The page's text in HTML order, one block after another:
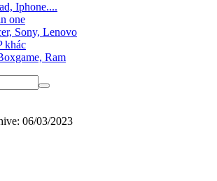
Iphone....
one
Sony, Lenovo
khác
Ram
06/03/2023